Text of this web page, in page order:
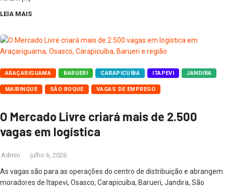
LEIA MAIS
ARAÇARIGUAMA BARUERI CARAPICUÍBA ITAPEVI JANDIRA
MAIRINQUE SÃO ROQUE VAGAS DE EMPREGO
O Mercado Livre criará mais de 2.500
vagas em logística
Admin julho 6, 2026
As vagas são para as operações do centro de distribuição e abrangem
moradores de Itapevi, Osasco, Carapicuíba, Barueri, Jandira, São